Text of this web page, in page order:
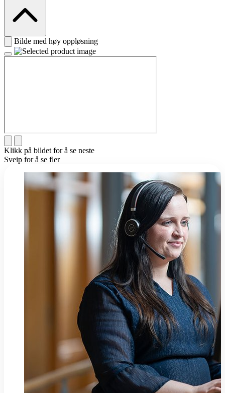
Bilde med høy oppløsning
Klikk på bildet for å se neste
Sveip for å se fler